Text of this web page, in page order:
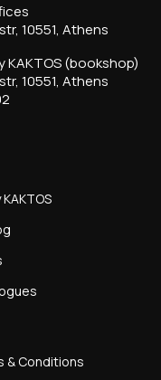
10551, Athens
KAKTOS (bookshop)
10551, Athens
& Conditions